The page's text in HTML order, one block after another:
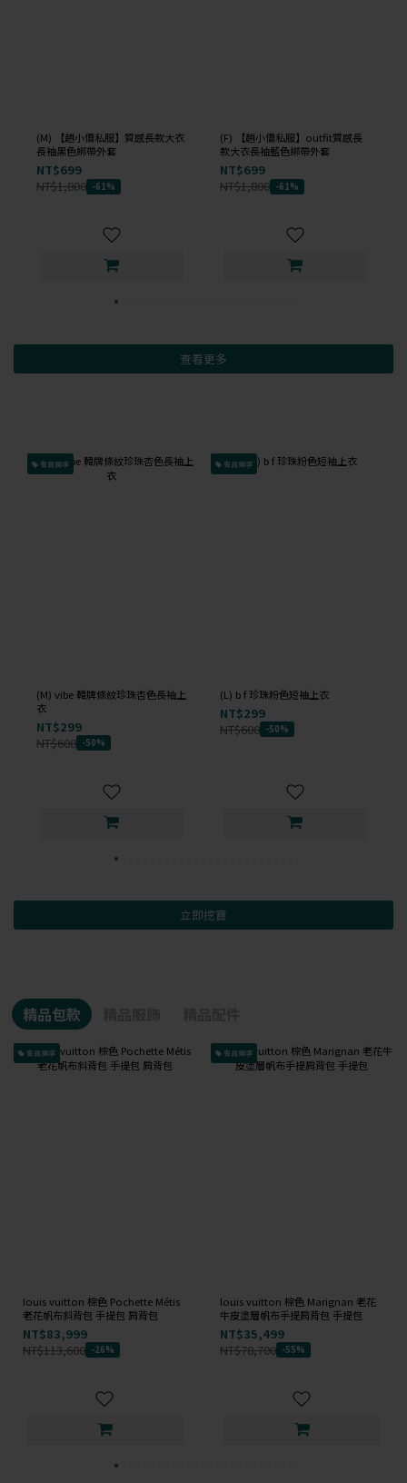
(M) 【趙小僑私服】質感長款大衣
長袖黑色綁帶外套
NT$699
NT$1,800 -61%
(F) 【趙小僑私服】outfit質感長
款大衣長袖藍色綁帶外套
NT$699
NT$1,800 -61%
查看更多
會員獨享
(M) vibe 韓牌條紋珍珠杏色長袖上
衣
NT$299
NT$600 -50%
會員獨享
(L) b f 珍珠粉色短袖上衣
NT$299
NT$600 -50%
立即挖寶
精品包款
會員獨享
louis vuitton 棕色 Pochette Métis
老花帆布斜背包 手提包 肩背包
NT$83,999
NT$113,600 -26%
會員獨享
louis vuitton 棕色 Marignan 老花
牛皮塗層帆布手提肩背包 手提包
NT$35,499
NT$78,700 -55%